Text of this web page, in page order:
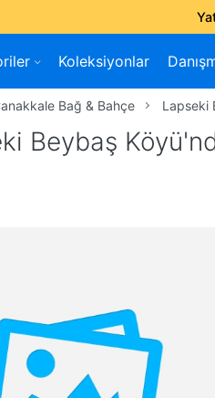
Koleksiyonlar
Bağ & Bahçe Lapseki
Beybaş